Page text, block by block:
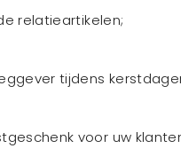
relatieartikelen;
tijdens
voor uw